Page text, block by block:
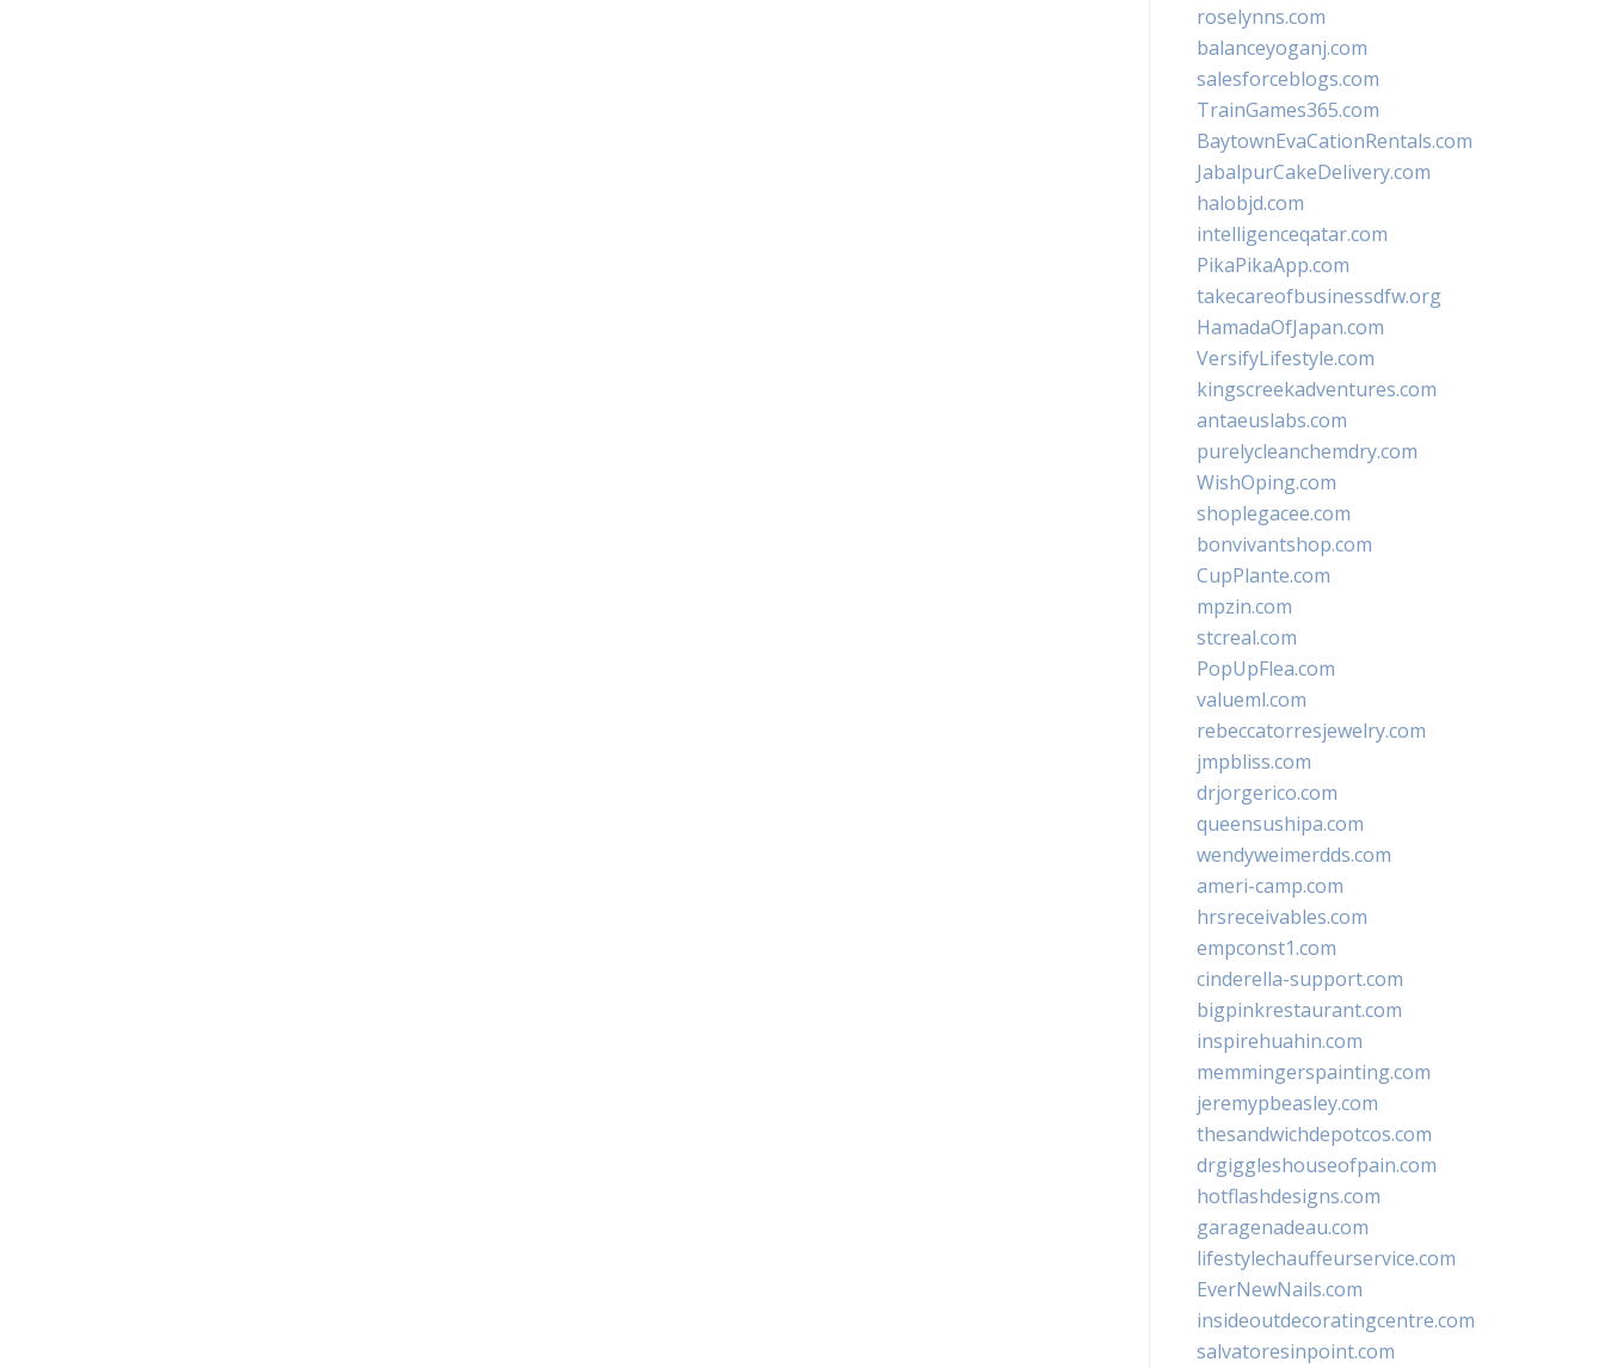
roselynns.com
balanceyoganj.com
salesforceblogs.com
TrainGames365.com
BaytownEvaCationRentals.com
JabalpurCakeDelivery.com
halobjd.com
intelligenceqatar.com
PikaPikaApp.com
takecareofbusinessdfw.org
HamadaOfJapan.com
VersifyLifestyle.com
kingscreekadventures.com
antaeuslabs.com
purelycleanchemdry.com
WishOping.com
shoplegacee.com
bonvivantshop.com
CupPlante.com
mpzin.com
stcreal.com
PopUpFlea.com
valueml.com
rebeccatorresjewelry.com
jmpbliss.com
drjorgerico.com
queensushipa.com
wendyweimerdds.com
ameri-camp.com
hrsreceivables.com
empconst1.com
cinderella-support.com
bigpinkrestaurant.com
inspirehuahin.com
memmingerspainting.com
jeremypbeasley.com
thesandwichdepotcos.com
drgiggleshouseofpain.com
hotflashdesigns.com
garagenadeau.com
lifestylechauffeurservice.com
EverNewNails.com
insideoutdecoratingcentre.com
salvatoresinpoint.com